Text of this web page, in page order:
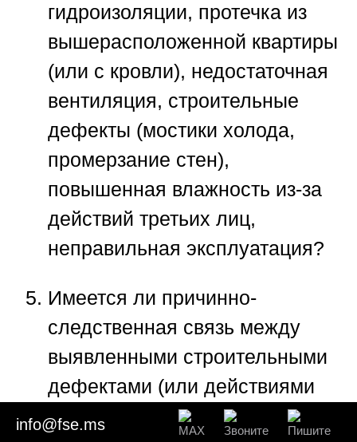
гидроизоляции, протечка из
вышерасположенной квартиры
(или с кровли), недостаточная
вентиляция, строительные
дефекты (мостики холода,
промерзание стен),
повышенная влажность из-за
действий третьих лиц,
неправильная эксплуатация?
Имеется ли причинно-
следственная связь между
выявленными строительными
дефектами (или действиями
ответчика, например, заливом)
info@fse.ms